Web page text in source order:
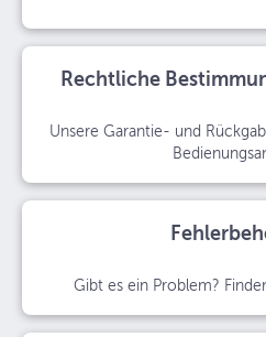
Rechtliche
Unsere Garantie- und
Gibt es ein Problem?